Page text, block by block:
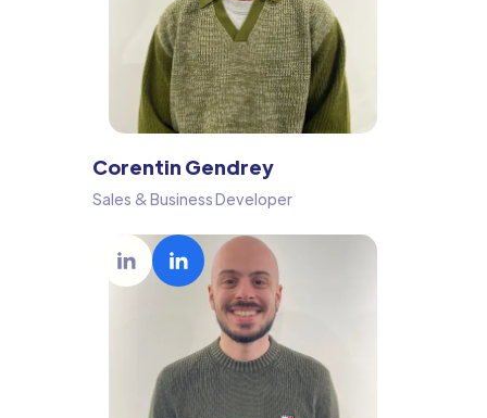
Corentin Gendrey
Sales & Business Developer